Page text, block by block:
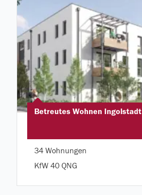
Betreutes Wohnen Ingolstadt
34 Wohnungen
KfW 40 QNG